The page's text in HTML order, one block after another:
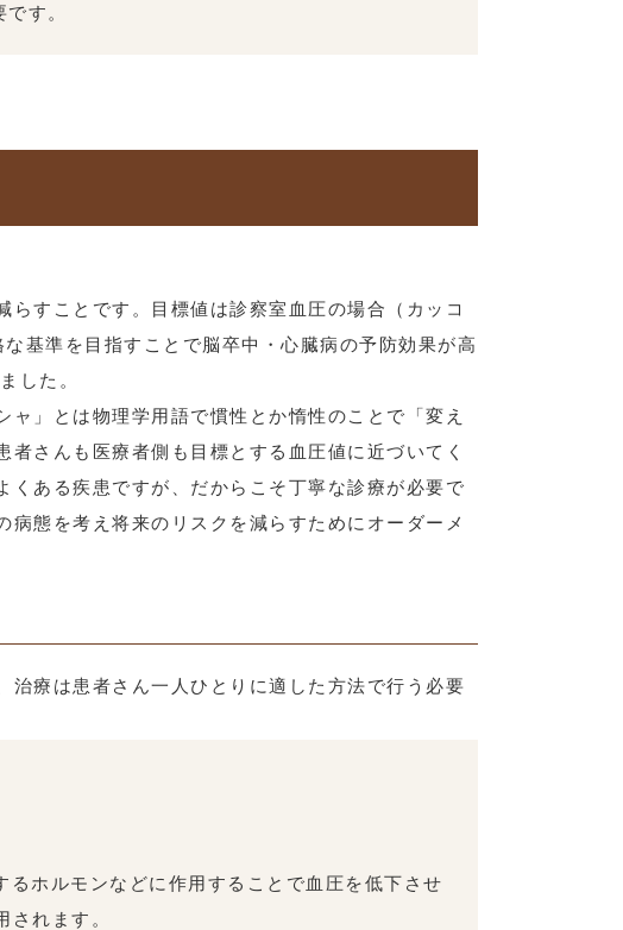
す。
すことです。目標値は診察室血圧の場合（カッコ
基準を目指すことで脳卒中・心臓病の予防効果が高
した。
」とは物理学用語で慣性とか惰性のことで「変え
さんも医療者側も目標とする血圧値に近づいてく
ある疾患ですが、だからこそ丁寧な診療が必要で
態を考え将来のリスクを減らすためにオーダーメ
療は患者さん一人ひとりに適した方法で行う必要
ホルモンなどに作用することで血圧を低下させ
れます。